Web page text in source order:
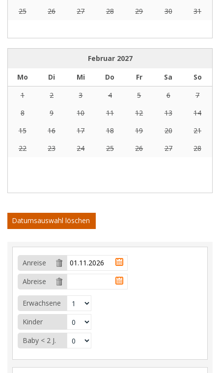
25
26 27 28 29 30 31
Februar 2027
Mo
Di Mi Do Fr Sa
So
1
2 3 4 5 6
7
8
9 10 11 12 13
14
15
16 17 18 19 20
21
22
23 24 25 26 27 28
Datumsauswahl löschen
Anreise
Abreise
Erwachsene
Kinder
Baby < 2 J.